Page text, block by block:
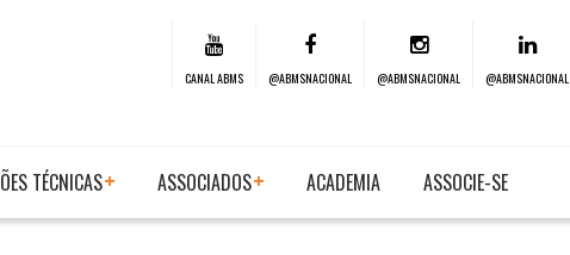
CANAL ABMS @ABMSNACIONAL @ABMSNACIONAL @ABMSNACIONAL
TÉCNICAS ASSOCIADOS ACADEMIA ASSOCIE-SE